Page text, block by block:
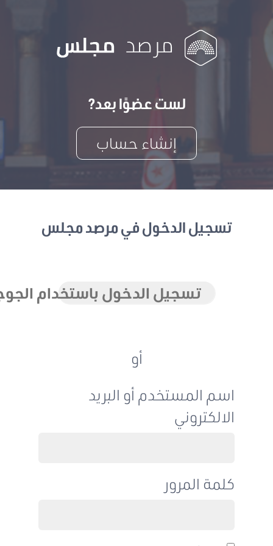
لست عضوًا بعد?
إنشاء حساب
تسجيل الدخول في مرصد مجلس
تسجيل الدخول باستخدام الجوجل
اسم المستخدم أو البريد
الالكتروني
كلمة المرور